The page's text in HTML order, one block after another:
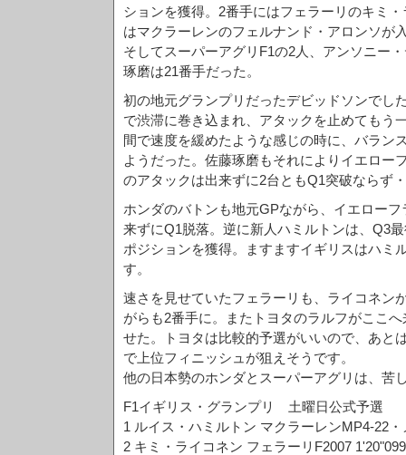
ションを獲得。2番手にはフェラーリのキミ
はマクラーレンのフェルナンド・アロンソが
そしてスーパーアグリF1の2人、アンソニー
琢磨は21番手だった。
初の地元グランプリだったデビッドソンでし
で渋滞に巻き込まれ、アタックを止めてもう
間で速度を緩めたような感じの時に、バラン
ようだった。佐藤琢磨もそれによりイエロー
のアタックは出来ずに2台ともQ1突破ならず
ホンダのバトンも地元GPながら、イエロー
来ずにQ1脱落。逆に新人ハミルトンは、Q3
ポジションを獲得。ますますイギリスはハミ
す。
速さを見せていたフェラーリも、ライコネン
がらも2番手に。またトヨタのラルフがここ
せた。トヨタは比較的予選がいいので、あと
で上位フィニッシュが狙えそうです。
他の日本勢のホンダとスーパーアグリは、苦
F1イギリス・グランプリ 土曜日公式予選
1 ルイス・ハミルトン マクラーレンMP4-22
2 キミ・ライコネン フェラーリF2007 1'20"099